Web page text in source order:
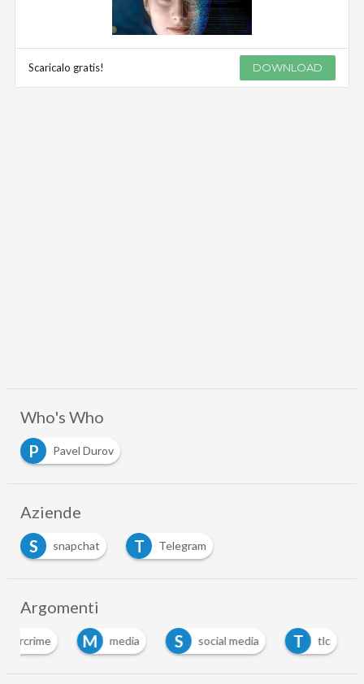
Scaricalo gratis! DOWNLOAD
Who's Who
P
Pavel Durov
Aziende
S
snapchat T Telegram
Argomenti
M media S social media T tlc